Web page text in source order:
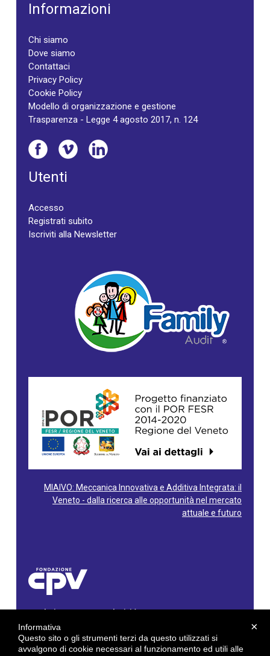
Informazioni
Chi siamo
Dove siamo
Contattaci
Privacy Policy
Cookie Policy
Modello di organizzazione e gestione
Trasparenza - Legge 4 agosto 2017, n. 124
Utenti
Accesso
Registrati subito
Iscriviti alla Newsletter
MIAIVO: Meccanica Innovativa e Additiva Integrata: il
Veneto - dalla ricerca alle opportunità nel mercato
attuale e futuro
Via Gioacchino Rossini, 60 - 36100 Vicenza - Italy
Tel. 0444/960500 - Fax 0444/1932220
C.F. e P. IVA: 02429800242
×
Informativa
Questo sito o gli strumenti terzi da questo utilizzati si
avvalgono di cookie necessari al funzionamento ed utili alle